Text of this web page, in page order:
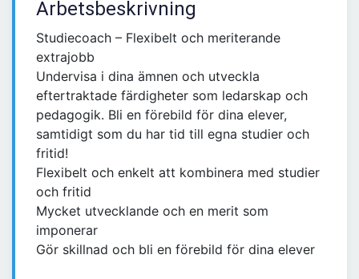
Arbetsbeskrivning
Studiecoach – Flexibelt och meriterande
extrajobb
Undervisa i dina ämnen och utveckla
eftertraktade färdigheter som ledarskap och
pedagogik. Bli en förebild för dina elever,
samtidigt som du har tid till egna studier och
fritid!
Flexibelt och enkelt att kombinera med studier
och fritid
Mycket utvecklande och en merit som
imponerar
Gör skillnad och bli en förebild för dina elever